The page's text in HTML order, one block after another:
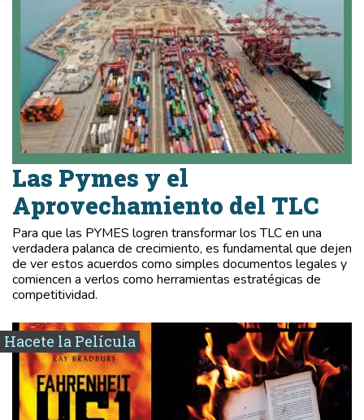
Las Pymes y el
Aprovechamiento del TLC
Para que las PYMES logren transformar los TLC en una
verdadera palanca de crecimiento, es fundamental que dejen
de ver estos acuerdos como simples documentos legales y
comiencen a verlos como herramientas estratégicas de
competitividad.
Hacete la Película